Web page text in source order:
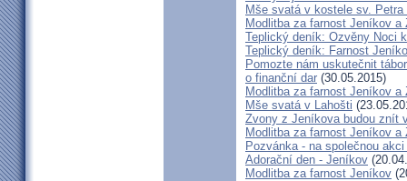
Mše svatá v kostele sv.
Modlitba za farnost Jeníkov a
Teplický deník: Ozvěny Noci
Teplický deník: Farnost
Pomozte nám uskutečnit
o finanční dar (30.05.2015)
Modlitba za farnost Jeníkov a
Mše svatá v Lahošti
Zvony z Jeníkova budou znít
Modlitba za farnost Jeníkov a
Pozvánka - na společnou
Adorační den - Jeníkov
Modlitba za farnost Jeníkov